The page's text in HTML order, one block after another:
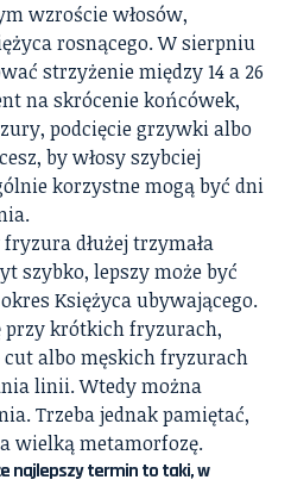
wzroście włosów,
rosnącego. W sierpniu
strzyżenie między 14 a 26
na skrócenie końcówek,
podcięcie grzywki albo
by włosy szybciej
korzystne mogą być dni
dłużej trzymała
szybko, lepszy może być
Księżyca ubywającego.
przy krótkich fryzurach,
albo męskich fryzurach
linii. Wtedy można
Trzeba jednak pamiętać,
wielką metamorfozę.
najlepszy termin to taki, w